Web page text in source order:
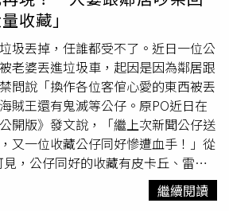
好友都已經當爸媽，例如楊銘威、方
他們會叫我打電話給小朋友，用蜘蛛
《蜘蛛人：穿越新宇宙》6月21日全
收藏」
圾丟掉，任誰都受不了。近日一位公
老婆丟進垃圾車，起因是因為鄰居跟
問說「換作各位客倌心愛的東西被丟
賊王還有鬼滅等公仔。原PO近日在
開版》發文說，「繼上次新聞公仔送
又一位收藏公仔同好慘遭血手！」從
，公仔同好的收藏有皮卡丘、雷
海賊王》、《鬼滅之刃》公仔等，應
光後，網友紛紛留言「公仔沒了可以
繼續閱讀